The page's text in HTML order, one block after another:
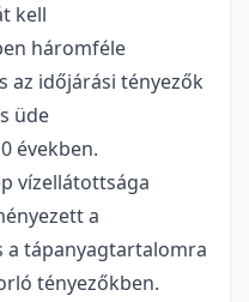
kell
háromféle
az időjárási tényezők
üde
években.
vízellátottsága
a
a tápanyagtartalomra
tényezőkben.